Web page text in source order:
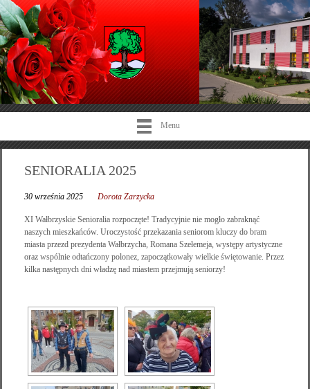
Menu
SENIORALIA 2025
30 września 2025 Dorota Zarzycka
XI Wałbrzyskie Senioralia rozpoczęte! Tradycyjnie nie mogło zabraknąć
naszych mieszkańców. Uroczystość przekazania seniorom kluczy do bram
miasta przezd prezydenta Wałbrzycha, Romana Szełemeja, występy artystyczne
oraz wspólnie odtańczony polonez, zapoczątkowały wielkie świętowanie. Przez
kilka następnych dni władzę nad miastem przejmują seniorzy!